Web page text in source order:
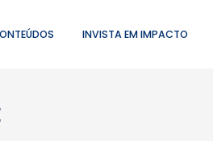
INVISTA EM IMPACTO